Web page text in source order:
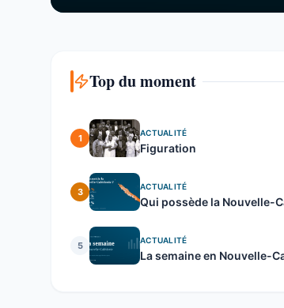
Top du moment
1
ACTUALITÉ
Figuration
3
ACTUALITÉ
Qui possède la Nouvelle-
5
ACTUALITÉ
La semaine en Nouvelle-